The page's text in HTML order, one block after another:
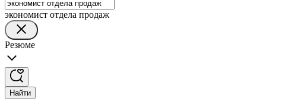
экономист отдела продаж
Резюме
Найти